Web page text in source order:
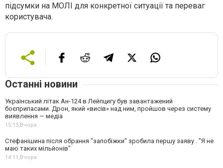
підсумки на МОЛІ для конкретної ситуації та переваг
користувача.
Останні новини
Український літак Ан-124 в Лейпцигу був завантажений
боєприпасами. Дрон, який «висів» над ним, пройшов через систему
виявлення — медіа
15:15, Вчора
Стефанішина після обрання "запобіжки" зробила першу заяву . "Я не
маю таких мільйонів"
14:11, Вчора